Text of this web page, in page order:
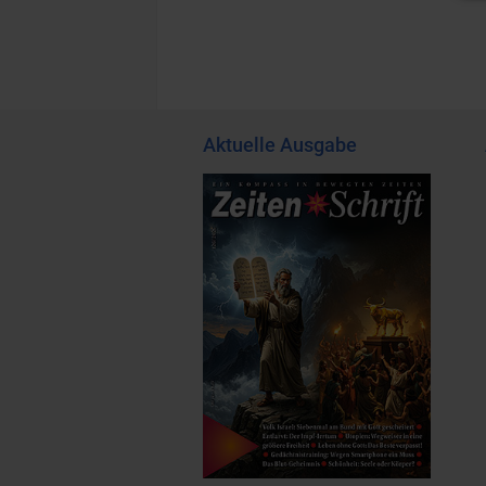
Aktuelle Ausgabe